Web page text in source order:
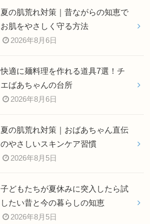
夏の肌荒れ対策｜昔ながらの知恵で
お肌をやさしく守る方法
2026年8月6日
快適に麺料理を作れる道具7選！チ
エばあちゃんの台所
2026年8月6日
夏の肌荒れ対策｜おばあちゃん直伝
のやさしいスキンケア習慣
2026年8月5日
子どもたちが夏休みに突入したら試
したい昔と今の暮らしの知恵
2026年8月5日